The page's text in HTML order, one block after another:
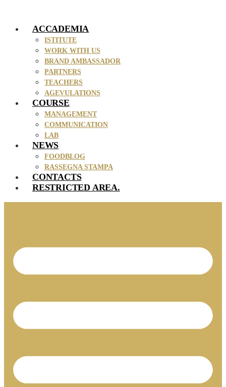
content
ACCADEMIA
ISTITUTE
WORK WITH US
BRAND AMBASSADOR
PARTNERS
TEACHERS
AGEVULATIONS
COURSE
MANAGEMENT
COMMUNICATION
LAB
NEWS
FOODBLOG
RASSEGNA STAMPA
CONTACTS
RESTRICTED AREA.